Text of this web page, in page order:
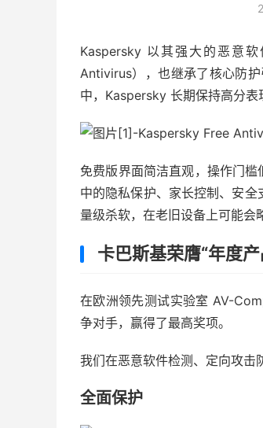
Kaspersky 以其强大的恶意
Antivirus），也继承了核心防护
中，Kaspersky 长期保持高分表
免费版界面简洁直观，操作门
中的隐私保护、家长控制、安
量级杀软，在老旧设备上可能会
卡巴斯基荣膺“年度产
在欧洲领先测试实验室 AV-
争对手，赢得了最高奖项。
我们在恶意软件检测、定向攻击
全面保护